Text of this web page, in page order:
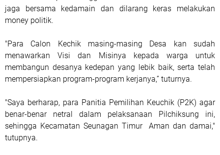
jaga bersama kedamain dan dilarang keras melakukan
money politik.
"Para Calon Kechik masing-masing Desa kan sudah
menawarkan Visi dan Misinya kepada warga untuk
membangun desanya kedepan yang lebik baik, serta telah
mempersiapkan program-program kerjanya,” tuturnya.
"Saya berharap, para Panitia Pemilihan Keuchik (P2K) agar
benar-benar netral dalam pelaksanaan Pilchiksung ini,
sehingga Kecamatan Seunagan Timur Aman dan damai,"
tutupnya.